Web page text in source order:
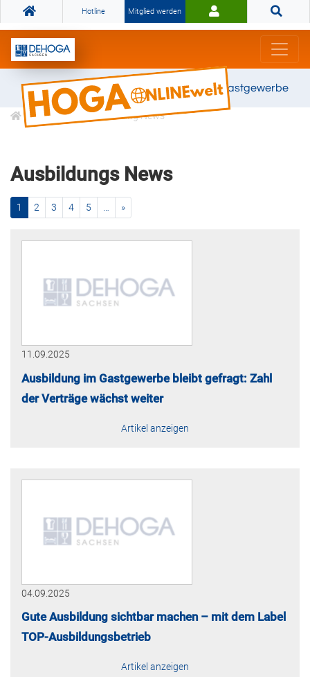
Hotline Mitglied werden
Gemeinsam stark für das Gastgewerbe
Karriere Ausbildung News
Ausbildungs News
1 (current)
2 3 4 5 »nächste
11.09.2025
Ausbildung im Gastgewerbe bleibt gefragt: Zahl
der Verträge wächst weiter
Artikel anzeigen
04.09.2025
Gute Ausbildung sichtbar machen – mit dem Label
TOP-Ausbildungsbetrieb
Artikel anzeigen